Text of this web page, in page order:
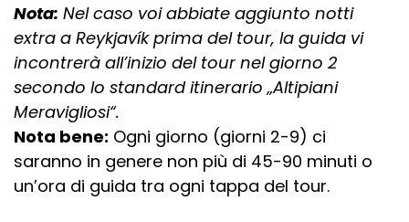
Nota: Nel caso voi abbiate aggiunto notti
extra a Reykjavík prima del tour, la guida vi
incontrerà all’inizio del tour nel giorno 2
secondo lo standard itinerario „Altipiani
Meravigliosi“.
Nota bene: Ogni giorno (giorni 2-9) ci
saranno in genere non più di 45-90 minuti o
un’ora di guida tra ogni tappa del tour.